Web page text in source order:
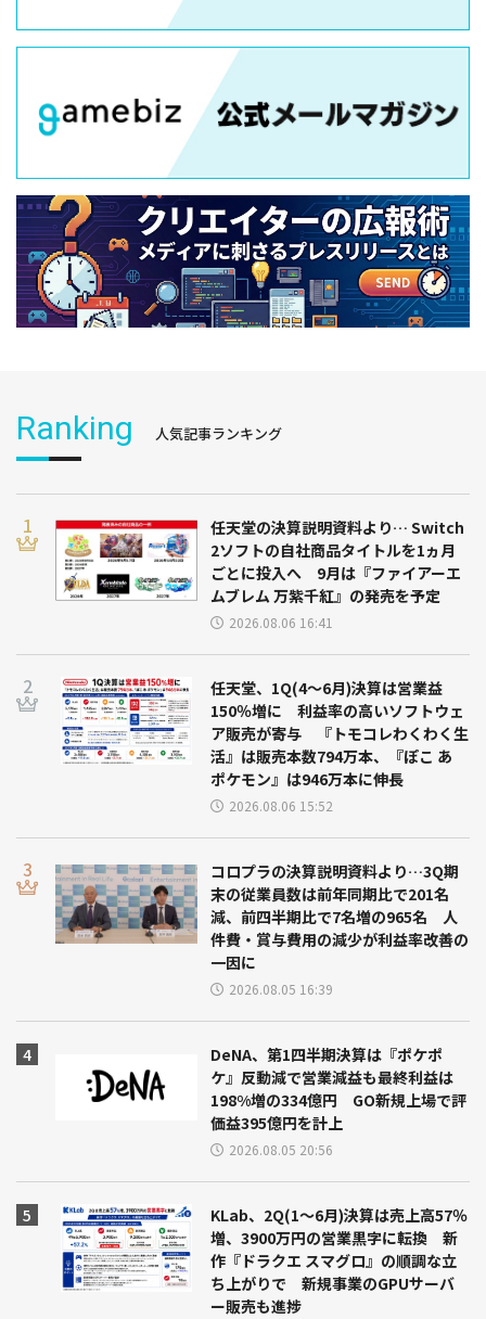
Ranking 人気記事ランキング
任天堂の決算説明資料より… Switch
2ソフトの自社商品タイトルを1ヵ月
ごとに投入へ 9月は『ファイアーエ
ムブレム 万紫千紅』の発売を予定
2026.08.06 16:41
任天堂、1Q(4～6月)決算は営業益
150％増に 利益率の高いソフトウェ
ア販売が寄与 『トモコレわくわく生
活』は販売本数794万本、『ぽこ あ
ポケモン』は946万本に伸長
2026.08.06 15:52
コロプラの決算説明資料より…3Q期
末の従業員数は前年同期比で201名
減、前四半期比で7名増の965名 人
件費・賞与費用の減少が利益率改善の
一因に
2026.08.05 16:39
DeNA、第1四半期決算は『ポケポ
ケ』反動減で営業減益も最終利益は
198%増の334億円 GO新規上場で評
価益395億円を計上
2026.08.05 20:56
KLab、2Q(1～6月)決算は売上高57％
増、3900万円の営業黒字に転換 新
作『ドラクエ スマグロ』の順調な立
ち上がりで 新規事業のGPUサーバ
ー販売も進捗